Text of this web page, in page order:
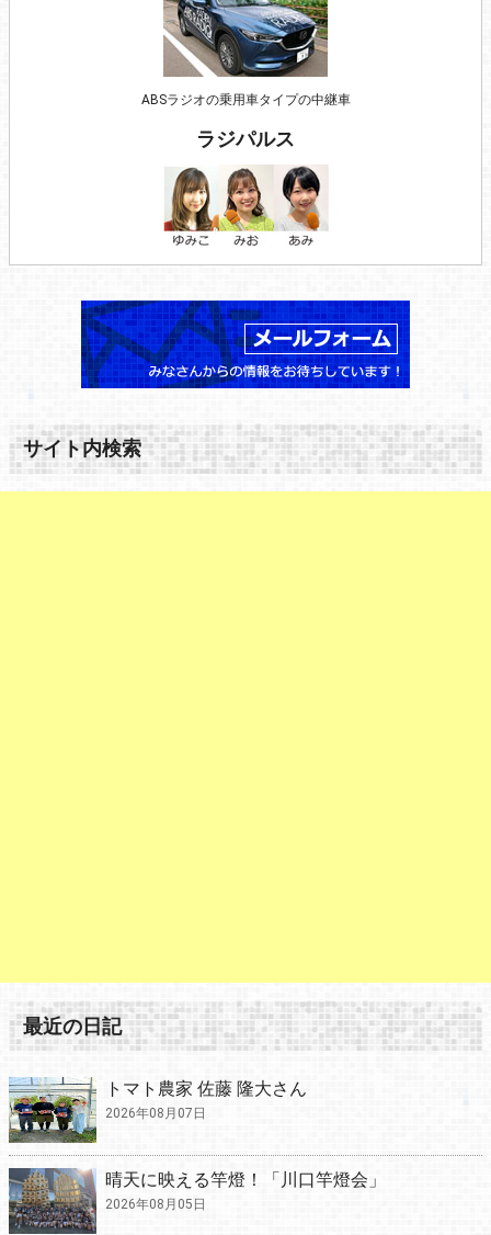
ABSラジオの乗用車タイプの中継車
ラジパルス
サイト内検索
最近の日記
トマト農家 佐藤 隆大さん
2026年08月07日
晴天に映える竿燈！「川口竿燈会」
2026年08月05日